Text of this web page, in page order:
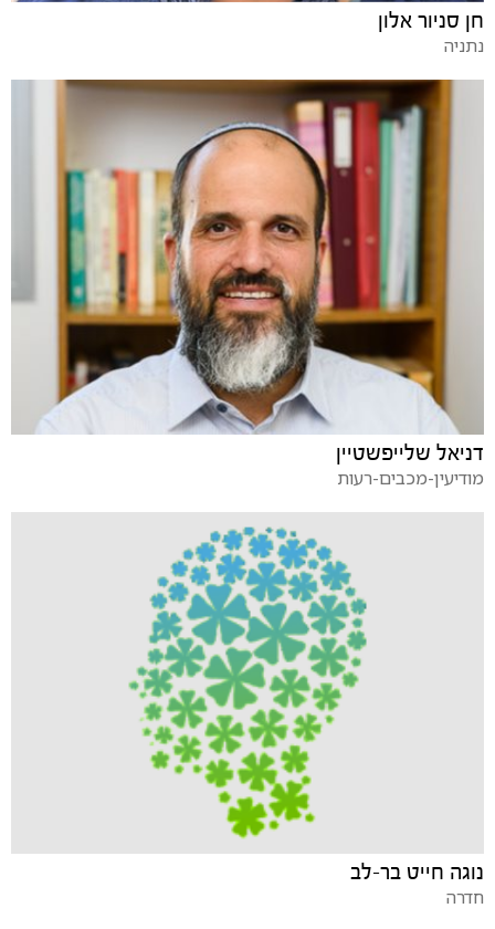
חן סניור אלון
נתניה
דניאל שלייפשטיין
מודיעין-מכבים-רעות
נוגה חייט בר-לב
חדרה